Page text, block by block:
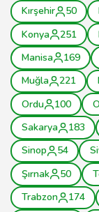
Kırşehir
50
Konya
251
Manisa
169
Muğla
221
Ordu
100
Sakarya
183
Sinop
54
Şırnak
50
Trabzon
174